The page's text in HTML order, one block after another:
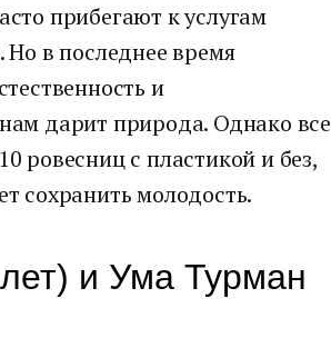
прибегают к услугам
Но в последнее время
и
дарит природа. Однако все
ровесниц с пластикой и без,
сохранить молодость.
и Ума Турман